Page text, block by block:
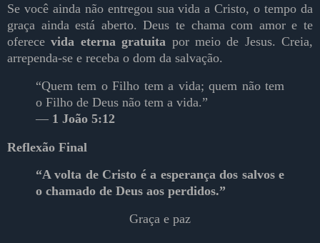
Se você ainda não entregou sua vida a Cristo, o tempo da
graça ainda está aberto. Deus te chama com amor e te
oferecevida eterna gratuita por meio de Jesus. Creia,
arrependa-se e receba o dom da salvação.
“Quem tem o Filho tem a vida; quem não tem
o Filho de Deus não tem a vida.”
— 1 João 5:12
Reflexão Final
“A volta de Cristo é a esperança dos salvos e
o chamado de Deus aos perdidos.”
Graça e paz